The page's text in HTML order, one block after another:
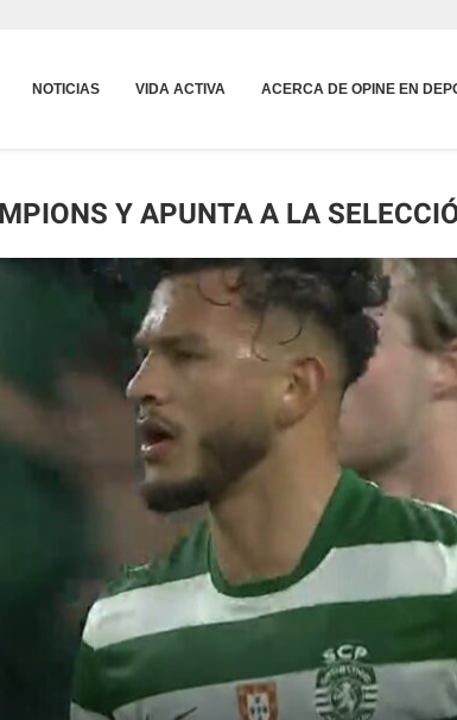
NOTICIAS VIDA ACTIVA ACERCA DE OPINE EN
Y APUNTA A LA